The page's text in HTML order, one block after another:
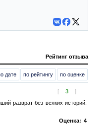
Рейтинг отзыва
дате по рейтингу по оценке
[ 3 ]
разврат без всяких историй.
Оценка: 4